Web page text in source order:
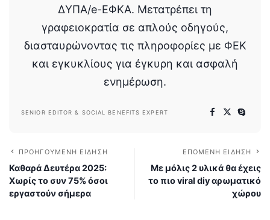
ΔΥΠΑ/e-ΕΦΚΑ. Μετατρέπει τη
γραφειοκρατία σε απλούς οδηγούς,
διασταυρώνοντας τις πληροφορίες με ΦΕΚ
και εγκυκλίους για έγκυρη και ασφαλή
ενημέρωση.
SENIOR EDITOR & SOCIAL BENEFITS EXPERT
ΠΡΟΗΓΟΎΜΕΝΗ ΕΊΔΗΣΗ
Καθαρά Δευτέρα 2025:
Χωρίς το συν 75% όσοι
εργαστούν σήμερα
ΕΠΌΜΕΝΗ ΕΊΔΗΣΗ
Με μόλις 2 υλικά θα έχεις
το πιο viral diy αρωματικό
χώρου